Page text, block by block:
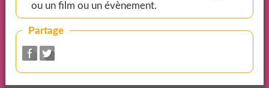
ou un film ou un évènement.
Partage